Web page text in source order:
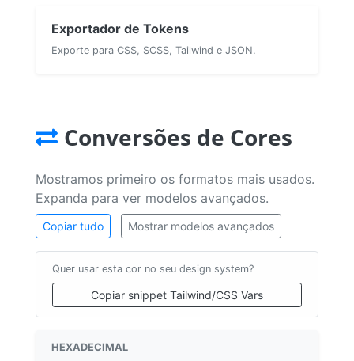
Exportador de Tokens
Exporte para CSS, SCSS, Tailwind e JSON.
Conversões de Cores
Mostramos primeiro os formatos mais usados.
Expanda para ver modelos avançados.
Copiar tudo Mostrar modelos avançados
Quer usar esta cor no seu design system?
Copiar snippet Tailwind/CSS Vars
HEXADECIMAL